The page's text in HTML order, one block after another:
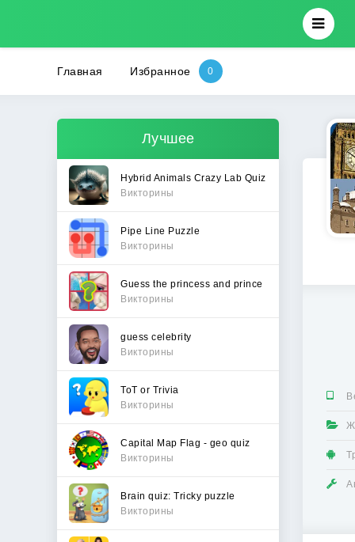
Главная Избранное
Лучшее
Hybrid Animals Crazy Lab Quiz
Викторины
Pipe Line Puzzle
Викторины
Guess the princess and prince
Викторины
guess celebrity
Викторины
ToT or Trivia
Викторины
Capital Map Flag - geo quiz
Викторины
Brain quiz: Tricky puzzle
Викторины